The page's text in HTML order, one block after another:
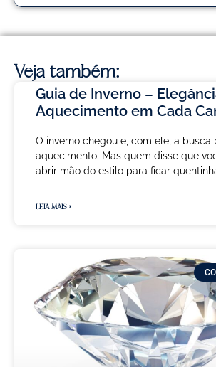
Veja também:
Guia de Inverno –
Aquecimento em Cada
O inverno chegou e, com ele, a busca
aquecimento. Mas quem disse que
abrir mão do estilo para ficar
LEIA MAIS »